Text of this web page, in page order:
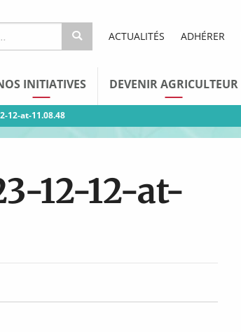
ACTUALITÉS ADHÉRER
INITIATIVES DEVENIR AGRICULTEUR
12-at-11.08.48
12-12-at-